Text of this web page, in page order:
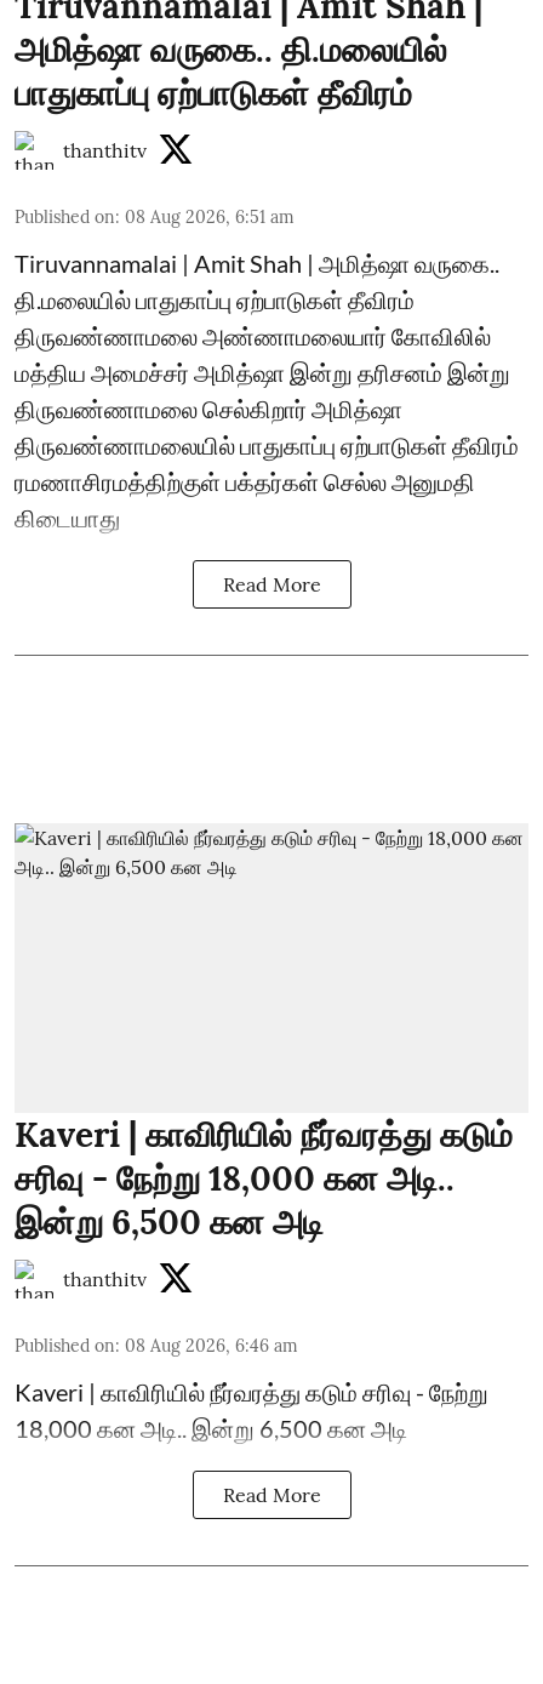
அமித்ஷா வருகை.. தி.மலையில்
பாதுகாப்பு ஏற்பாடுகள் தீவிரம்
thanthitv
Published on: 08 Aug 2026, 6:51 am
Tiruvannamalai | Amit Shah | அமித்ஷா வருகை..
தி.மலையில் பாதுகாப்பு ஏற்பாடுகள் தீவிரம்
திருவண்ணாமலை அண்ணாமலையார் கோவிலில்
மத்திய அமைச்சர் அமித்ஷா இன்று தரிசனம் இன்று
திருவண்ணாமலை செல்கிறார் அமித்ஷா
திருவண்ணாமலையில் பாதுகாப்பு ஏற்பாடுகள் தீவிரம்
ரமணாசிரமத்திற்குள் பக்தர்கள் செல்ல அனுமதி
கிடையாது
Read More
Kaveri | காவிரியில் நீர்வரத்து கடும்
சரிவு - நேற்று 18,000 கன அடி..
இன்று 6,500 கன அடி
thanthitv
Published on: 08 Aug 2026, 6:46 am
Kaveri | காவிரியில் நீர்வரத்து கடும் சரிவு - நேற்று
18,000 கன அடி.. இன்று 6,500 கன அடி
Read More